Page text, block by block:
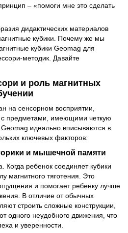
– «помоги мне это сделать
дидактических материалов
кубики. Почему же мы
кубики Geomag для
методик. Давайте
и роль магнитных
на сенсорном восприятии,
с предметами, имеющими четкую
Geomag идеально вписываются в
ключевых факторов:
и мышечной памяти
Когда ребенок соединяет кубики
магнитного тяготения. Это
и помогает ребенку лучше
В отличие от обычных
строить сложные конструкции,
одного неудобного движения, что
и уверенности.